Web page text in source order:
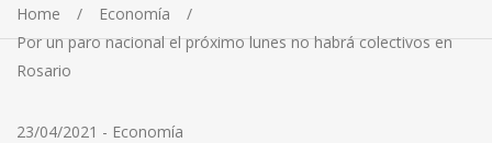
Home
Economía
Por un paro nacional el próximo lunes no habrá colectivos en
Rosario
23/04/2021 - Economía